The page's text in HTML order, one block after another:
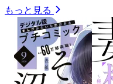
もっと見る